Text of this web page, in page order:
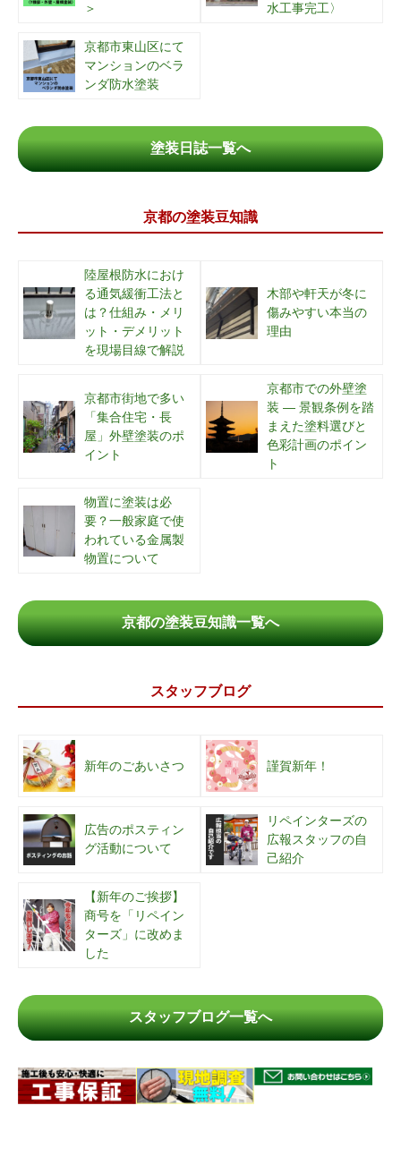
＞
水工事完工〉
京都市東山区にて
マンションのベラ
ンダ防水塗装
塗装日誌一覧へ
京都の塗装豆知識
陸屋根防水におけ
る通気緩衝工法と
は？仕組み・メリ
ット・デメリット
を現場目線で解説
木部や軒天が冬に
傷みやすい本当の
理由
京都市街地で多い
「集合住宅・長
屋」外壁塗装のポ
イント
京都市での外壁塗
装 ― 景観条例を踏
まえた塗料選びと
色彩計画のポイン
ト
物置に塗装は必
要？一般家庭で使
われている金属製
物置について
京都の塗装豆知識一覧へ
スタッフブログ
新年のごあいさつ 謹賀新年！
広告のポスティン
グ活動について
リペインターズの
広報スタッフの自
己紹介
【新年のご挨拶】
商号を「リペイン
ターズ」に改めま
した
スタッフブログ一覧へ